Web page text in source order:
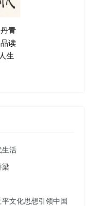
青
读
生
生活
文化思想引领中国